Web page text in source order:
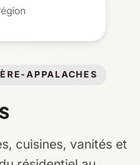
APPALACHES
cuisines, vanités et